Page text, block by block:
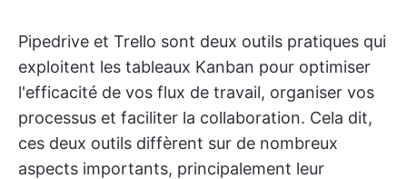
Pipedrive et Trello sont deux outils pratiques qui
exploitent les tableaux Kanban pour optimiser
l'efficacité de vos flux de travail, organiser vos
processus et faciliter la collaboration. Cela dit,
ces deux outils diffèrent sur de nombreux
aspects importants, principalement leur